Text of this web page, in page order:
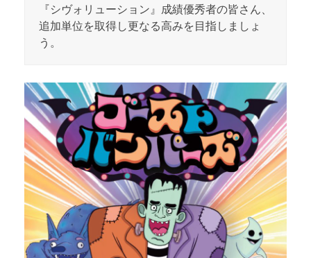
『シヴォリューション』成績優秀者の皆さん、
追加単位を取得し更なる高みを目指しましょ
う。